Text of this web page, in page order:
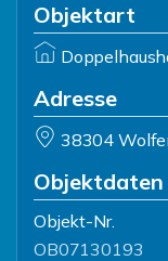
Objektart
Adresse
38304
Objektdaten
Objekt-Nr.
OB07130193